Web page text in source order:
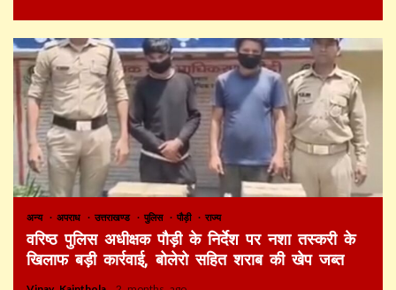
अन्य अपराध उत्तराखण्ड पुलिस पौड़ी राज्य
वरिष्ठ पुलिस अधीक्षक पौड़ी के निर्देश पर नशा तस्करी के
खिलाफ बड़ी कार्रवाई, बोलेरो सहित शराब की खेप जब्त